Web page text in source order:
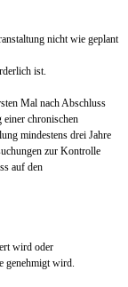
nicht wie geplant
ist.
Mal nach Abschluss
einer chronischen
mindestens drei Jahre
zur Kontrolle
auf den
wird oder
genehmigt wird.